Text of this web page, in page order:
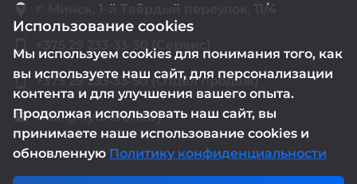
location_on г. Минск, 1-й Твёрдый переулок, 11/4
smartphone +375 29 233-33-50 (Сервис)
smartphone +375 29 233-33-50 (Отдел продаж)
email mail@hydrorem.by
Использование cookies
Мы используем cookies для понимания того, как
вы используете наш сайт, для персонализации
контента и для улучшения вашего опыта.
Продолжая использовать наш сайт, вы
принимаете наше использование cookies и
обновленную Политику конфиденциальности